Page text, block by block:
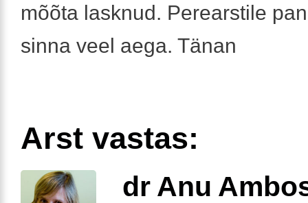
mõõta lasknud. Perearstile
sinna veel aega. Tänan
Arst vastas:
dr Anu